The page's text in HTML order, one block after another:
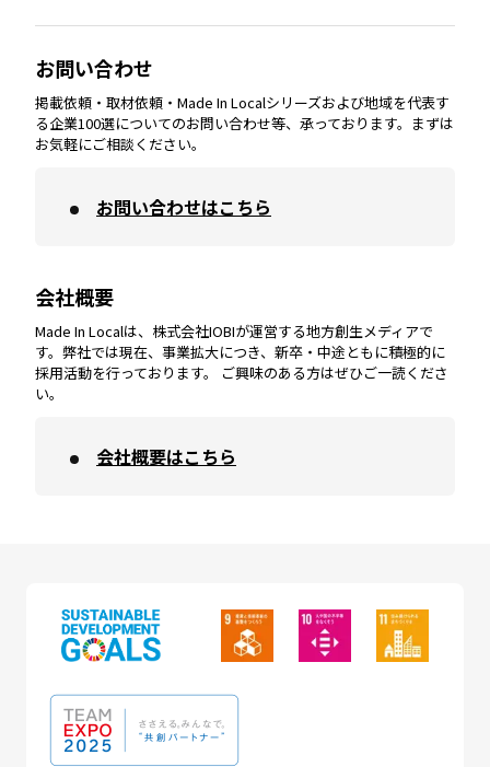
愛知エリア
三重エリア
兵庫エリア
奈良エリア
和歌山エリア
徳島エリア
香川エリア
愛媛エリア
大分エリア
宮崎エリア
鹿児島エリア
お問い合わせ
掲載依頼・取材依頼・Made In Localシリーズおよび地域を代表す
る企業100選についてのお問い合わせ等、承っております。まずは
お気軽にご相談ください。
お問い合わせはこちら
会社概要
Made In Localは、株式会社IOBIが運営する地方創生メディアで
す。弊社では現在、事業拡大につき、新卒・中途ともに積極的に
採用活動を行っております。 ご興味のある方はぜひご一読くださ
い。
会社概要はこちら